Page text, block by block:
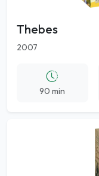
Thebes
2007
90 min